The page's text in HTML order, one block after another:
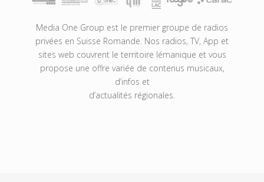
Media One Group est le premier groupe de radios
privées en Suisse Romande. Nos radios, TV, App et
sites web couvrent le territoire lémanique et vous
propose une offre variée de contenus musicaux,
d’infos et
d’actualités régionales.